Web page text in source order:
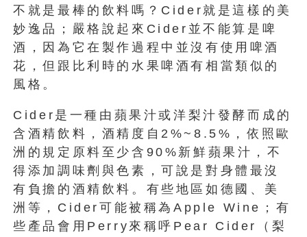
不就是最棒的飲料嗎？Cider就是這樣的美
妙逸品；嚴格說起來Cider並不能算是啤
酒，因為它在製作過程中並沒有使用啤酒
花，但跟比利時的水果啤酒有相當類似的
風格。
Cider是一種由蘋果汁或洋梨汁發酵而成的
含酒精飲料，酒精度自2%~8.5%，依照歐
洲的規定原料至少含90%新鮮蘋果汁，不
得添加調味劑與色素，可說是對身體最沒
有負擔的酒精飲料。有些地區如德國、美
洲等，Cider可能被稱為Apple Wine；有
些產品會用Perry來稱呼Pear Cider（梨